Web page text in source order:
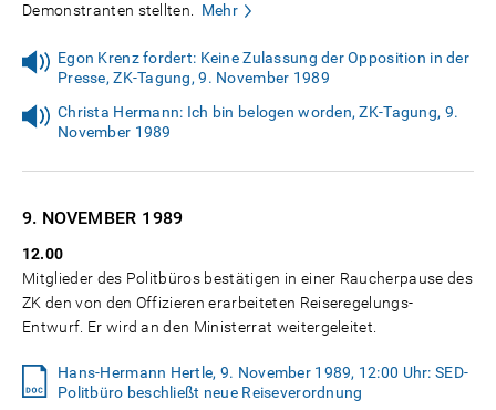
Demonstranten stellten. Mehr
Egon Krenz fordert: Keine Zulassung der Opposition in der
Presse, ZK-Tagung, 9. November 1989
Christa Hermann: Ich bin belogen worden, ZK-Tagung, 9.
November 1989
9. NOVEMBER 1989
12.00
Mitglieder des Politbüros bestätigen in einer Raucherpause des
ZK den von den Offizieren erarbeiteten Reiseregelungs-
Entwurf. Er wird an den Ministerrat weitergeleitet.
Hans-Hermann Hertle, 9. November 1989, 12:00 Uhr: SED-
Politbüro beschließt neue Reiseverordnung